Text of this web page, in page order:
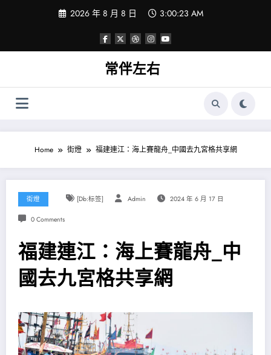
2026 年 8 月 8 日 3:00:23 AM
常伴左右
Home 街燈 福建連江：海上賽龍舟_中國去九宮格共享網
街燈 [db:标签] Admin 2024 年 6 月 17 日
0 Comments
福建連江：海上賽龍舟_中
國去九宮格共享網